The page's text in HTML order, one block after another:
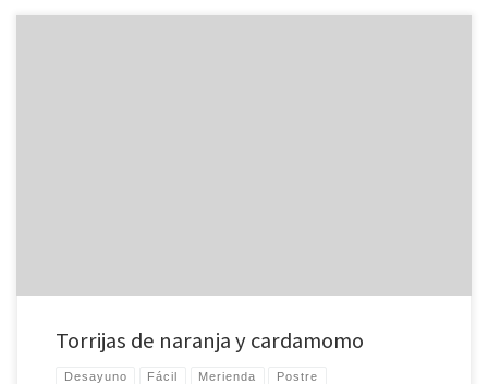
Torrijas de naranja y cardamomo
Desayuno Fácil Merienda Postre